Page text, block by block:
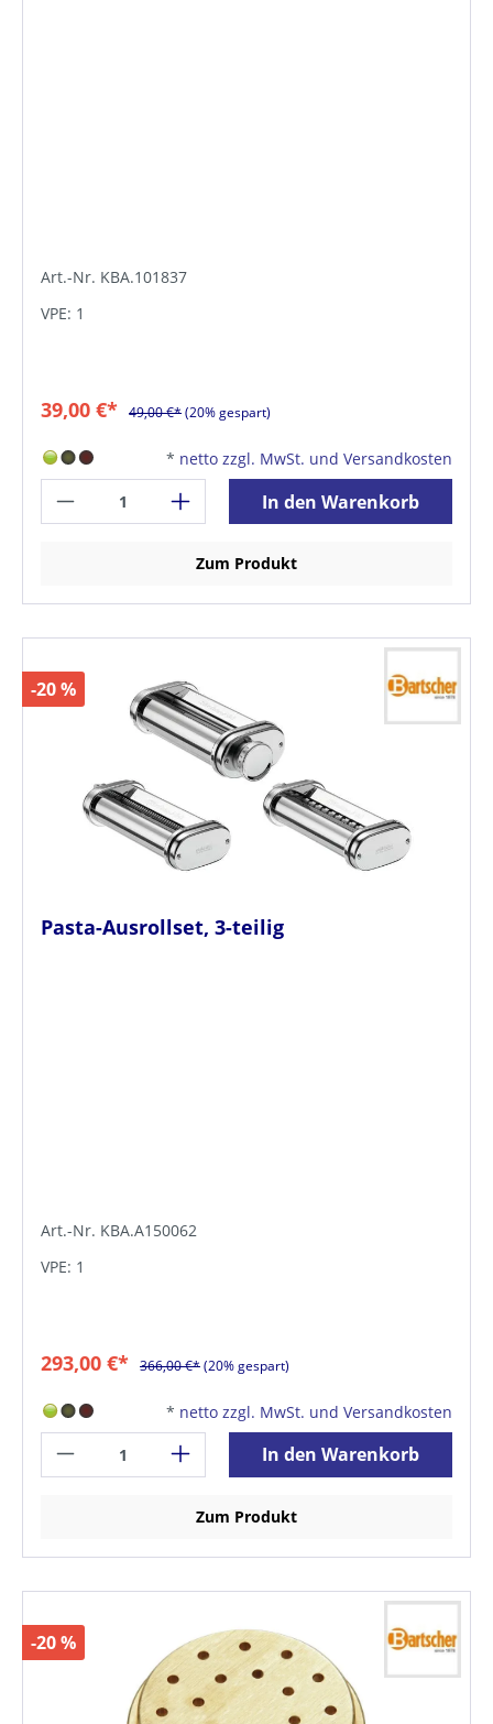
Art.-Nr. KBA.101837
VPE: 1
39,00 €* 49,00 €*(20% gespart)
* netto zzgl. MwSt. und Versandkosten
In den Warenkorb
Zum Produkt
-20 %
Pasta-Ausrollset, 3-teilig
Art.-Nr. KBA.A150062
VPE: 1
293,00 €* 366,00 €*(20% gespart)
* netto zzgl. MwSt. und Versandkosten
In den Warenkorb
Zum Produkt
-20 %